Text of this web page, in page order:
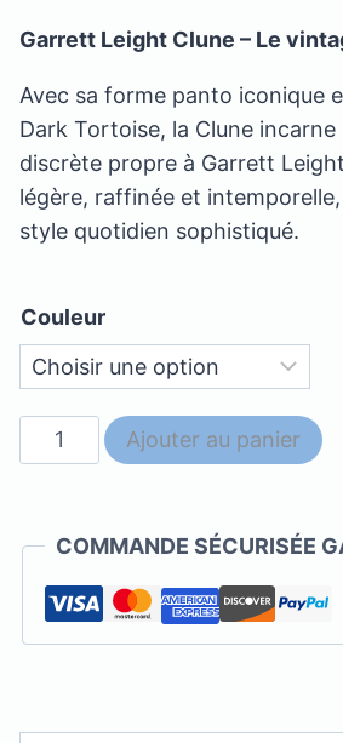
Garrett Leight Clune – Le
Avec sa forme panto iconique
Dark Tortoise, la Clune incarne
discrète propre à Garrett
légère, raffinée et
style quotidien sophistiqué.
Couleur
quantité
de
Leight
Clune
Ajouter au panier
COMMANDE SÉCURISÉE